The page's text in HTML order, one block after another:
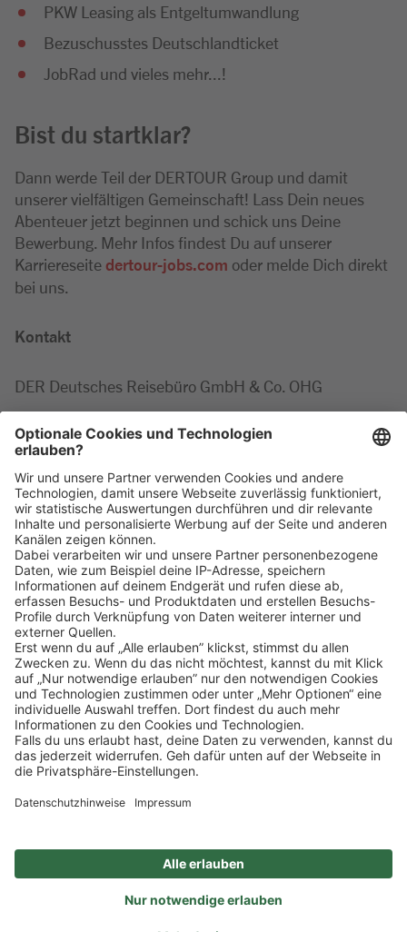
PKW Leasing als Entgeltumwandlung
Bezuschusstes Deutschlandticket
JobRad und vieles mehr...!
Bist du startklar?
Dann werde Teil der DERTOUR Group und damit
unserer vielfältigen Gemeinschaft! Lass Dein neues
Abenteuer jetzt beginnen und schick uns Deine
Bewerbung. Mehr Infos findest Du auf unserer
Karriereseitedertour-jobs.com oder melde Dich direkt
bei uns.
Kontakt
DER Deutsches Reisebüro GmbH & Co. OHG
Marie-LuiseMinor
Tel: +49 2203 42687
Klickehier, um alle offenen Jobs zu sehen.
Impressum Datenschutz
Privatsphäre-Einstellungen
FAQ
Veranstaltungen
Sitemap